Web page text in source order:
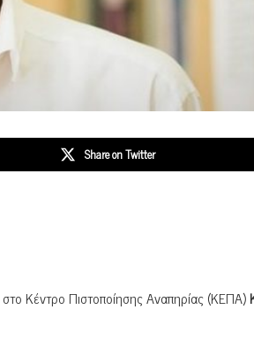
Share on Twitter
στο Κέντρο Πιστοποίησης Αναπηρίας (ΚΕΠΑ)